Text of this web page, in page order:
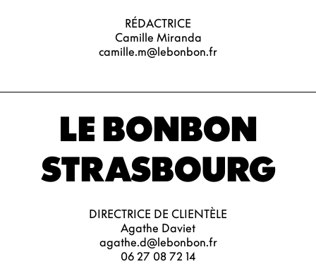
RÉDACTRICE
Camille Miranda
camille.m@lebonbon.fr
LE BONBON
STRASBOURG
DIRECTRICE DE CLIENTÈLE
Agathe Daviet
agathe.d@lebonbon.fr
06 27 08 72 14